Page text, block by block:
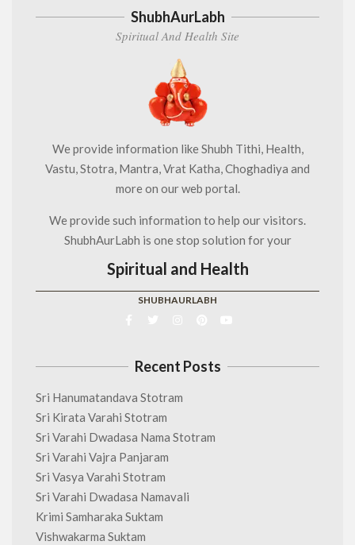
ShubhAurLabh
Spiritual And Health Site
We provide information like Shubh Tithi, Health,
Vastu, Stotra, Mantra, Vrat Katha, Choghadiya and
more on our web portal.
We provide such information to help our visitors.
ShubhAurLabh is one stop solution for your
Spiritual and Health
SHUBHAURLABH
Recent Posts
Sri Hanumatandava Stotram
Sri Kirata Varahi Stotram
Sri Varahi Dwadasa Nama Stotram
Sri Varahi Vajra Panjaram
Sri Vasya Varahi Stotram
Sri Varahi Dwadasa Namavali
Krimi Samharaka Suktam
Vishwakarma Suktam